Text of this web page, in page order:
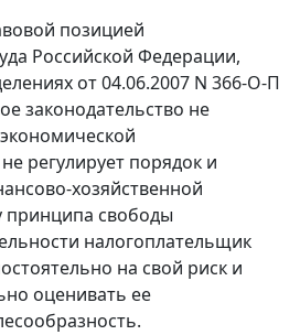
позицией
Российской Федерации,
от 04.06.2007 N 366-О-П
законодательство не
регулирует порядок и
хозяйственной
принципа свободы
налогоплательщик
на свой риск и
оценивать ее